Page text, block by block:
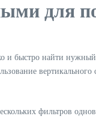
для
и быстро найти
вертикального
фильтров